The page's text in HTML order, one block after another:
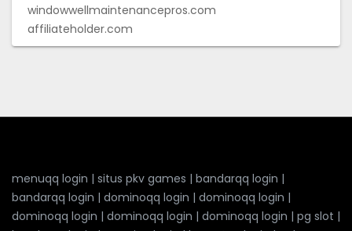
windowwellmaintenancepros.com
affiliateholder.com
menuqq login | situs pkv games | bandarqq login |
bandarqq login | dominoqq login | dominoqq login |
dominoqq login | dominoqq login | dominoqq login | pg slot |